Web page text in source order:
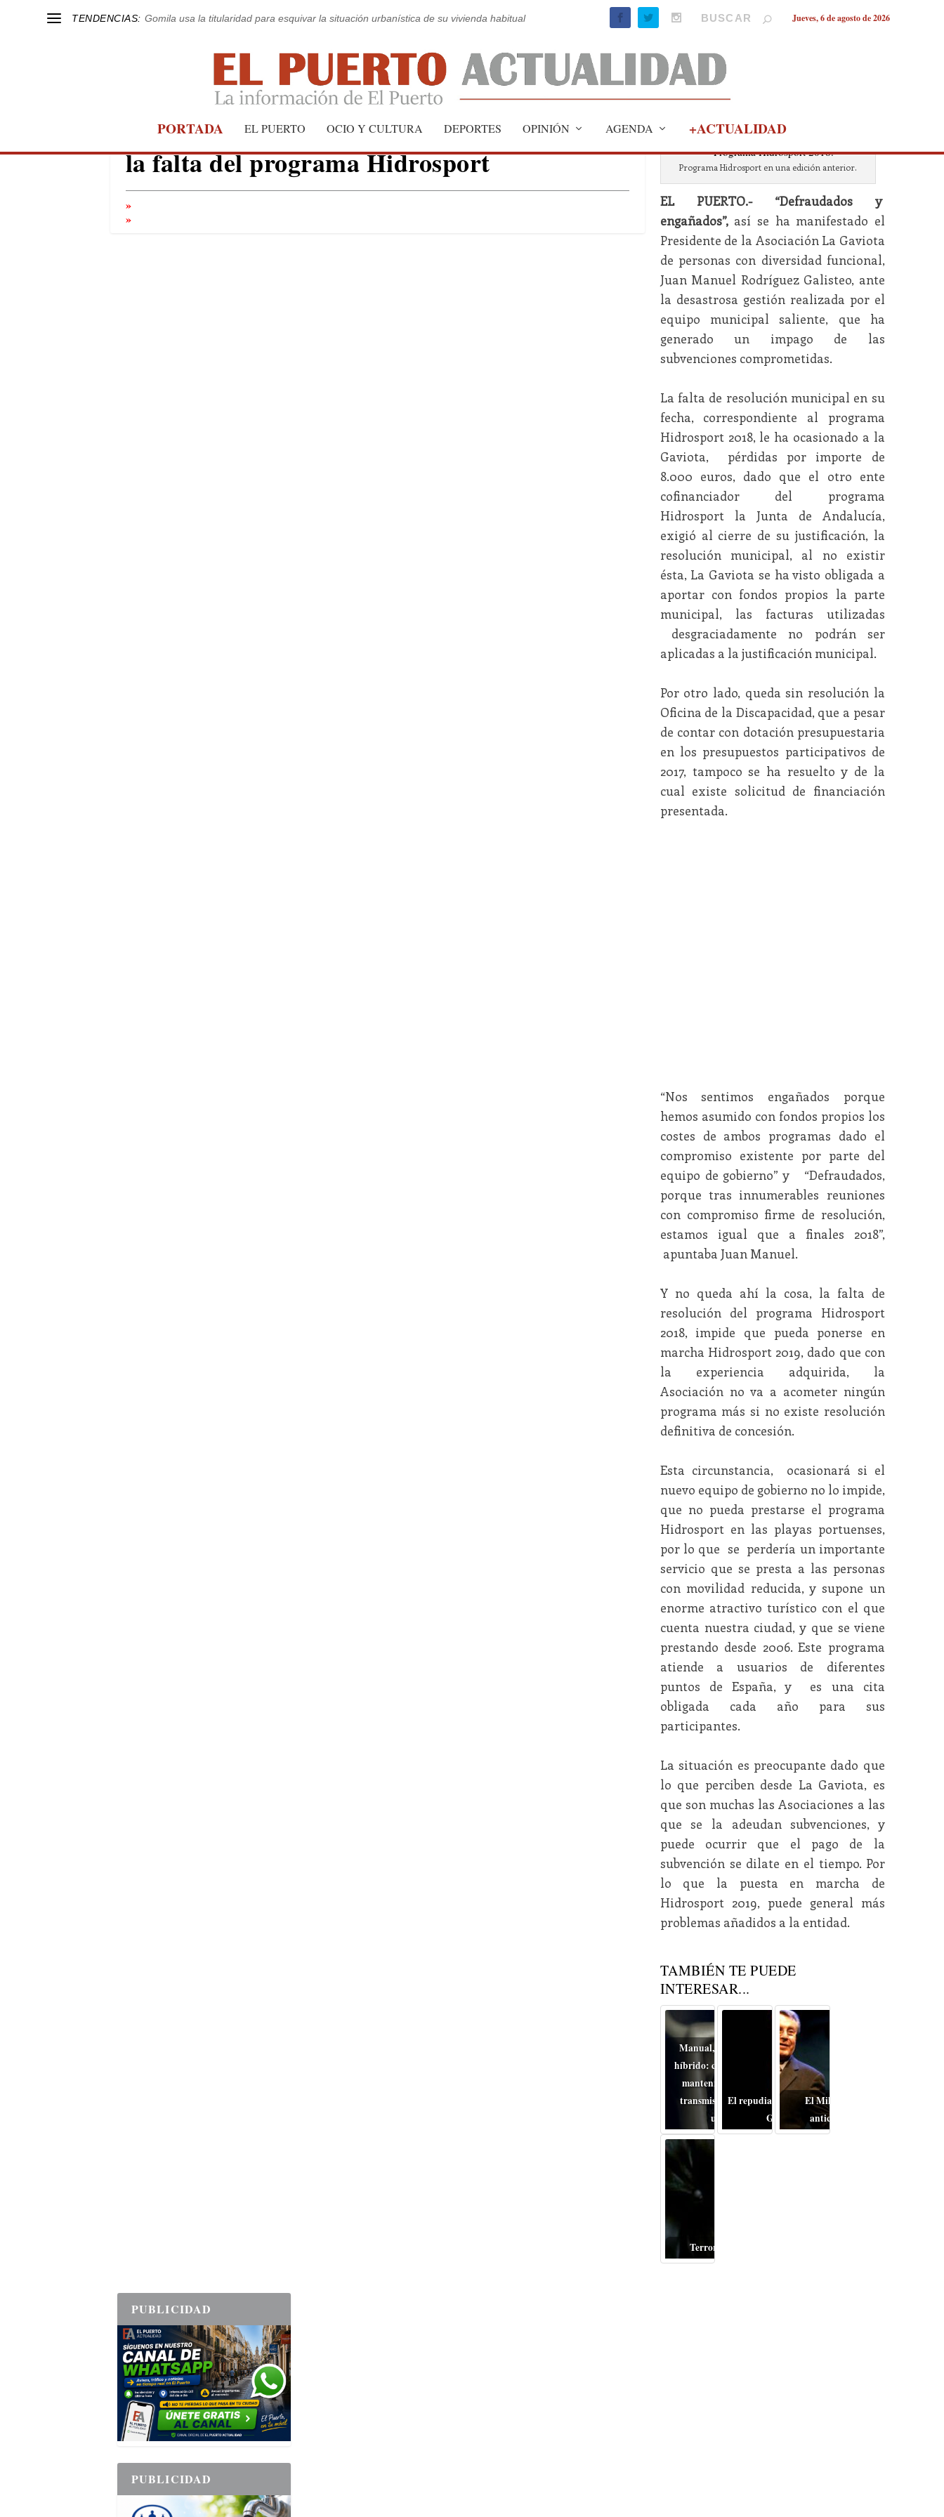
TENDENCIAS: Gomila usa la titularidad para esquivar la situación urbanística de su vivienda habitual Jueves, 6 de agosto de 2026
PORTADA EL PUERTO OCIO Y CULTURA DEPORTES OPINIÓN AGENDA +ACTUALIDAD
La Gaviota, “defraudados y engañados" por
la falta del programa Hidrosport Programa Hidrosport en una edición anterior.
EL PUERTO.- “Defraudados y
engañados”,así se ha manifestado el
Presidente de la Asociación La Gaviota
de personas con diversidad funcional,
Juan Manuel Rodríguez Galisteo, ante
la desastrosa gestión realizada por el
equipo municipal saliente, que ha
generado un impago de las
subvenciones comprometidas.
La falta de resolución municipal en su
fecha, correspondiente al programa
Hidrosport 2018, le ha ocasionado a la
Gaviota, pérdidas por importe de
8.000 euros, dado que el otro ente
cofinanciador del programa
Hidrosport la Junta de Andalucía,
exigió al cierre de su justificación, la
resolución municipal, al no existir
ésta, La Gaviota se ha visto obligada a
aportar con fondos propios la parte
municipal, las facturas utilizadas
desgraciadamente no podrán ser
aplicadas a la justificación municipal.
Por otro lado, queda sin resolución la
Oficina de la Discapacidad, que a pesar
de contar con dotación presupuestaria
en los presupuestos participativos de
2017, tampoco se ha resuelto y de la
cual existe solicitud de financiación
presentada.
“Nos sentimos engañados porque
hemos asumido con fondos propios los
costes de ambos programas dado el
compromiso existente por parte del
equipo de gobierno” y “Defraudados,
porque tras innumerables reuniones
con compromiso firme de resolución,
estamos igual que a finales 2018”,
apuntaba Juan Manuel.
Y no queda ahí la cosa, la falta de
resolución del programa Hidrosport
2018, impide que pueda ponerse en
marcha Hidrosport 2019, dado que con
la experiencia adquirida, la
Asociación no va a acometer ningún
programa más si no existe resolución
definitiva de concesión.
Esta circunstancia, ocasionará si el
nuevo equipo de gobierno no lo impide,
que no pueda prestarse el programa
Hidrosport en las playas portuenses,
por lo que se perdería un importante
servicio que se presta a las personas
con movilidad reducida, y supone un
enorme atractivo turístico con el que
cuenta nuestra ciudad, y que se viene
prestando desde 2006. Este programa
atiende a usuarios de diferentes
puntos de España, y es una cita
obligada cada año para sus
participantes.
La situación es preocupante dado que
lo que perciben desde La Gaviota, es
que son muchas las Asociaciones a las
que se la adeudan subvenciones, y
puede ocurrir que el pago de la
subvención se dilate en el tiempo. Por
lo que la puesta en marcha de
Hidrosport 2019, puede general más
problemas añadidos a la entidad.
TAMBIÉN TE PUEDE
INTERESAR...
Manual, automático o
híbrido: cómo cambia el
mantenimiento de la
transmisión en coches
usados
El repudiable drama de la
Guerra
El Miloš Forman
anticomunista
Terror del bueno
PUBLICIDAD
PUBLICIDAD